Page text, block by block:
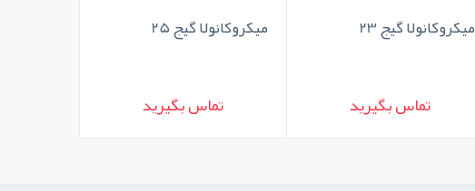
میکروکانولا گیج 23
تماس بگیرید
میکروکانولا گیج 25
تماس بگیرید